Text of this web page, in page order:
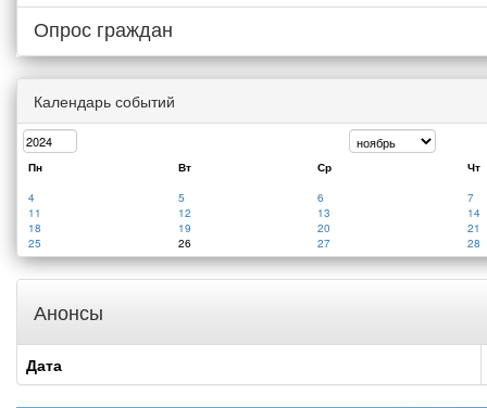
Опрос граждан
Календарь событий
Пн Вт Ср
Чт
4
5 6
7
11
12 13
14
18
19 20
21
25
26 27 28
Анонсы
Дата